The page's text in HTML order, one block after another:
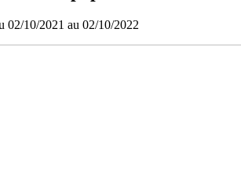
02/10/2021 au 02/10/2022